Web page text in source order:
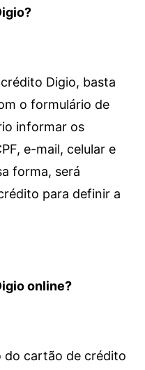
Digio, basta
o formulário de
informar os
e-mail, celular e
forma, será
para definir a
online?
do cartão de crédito